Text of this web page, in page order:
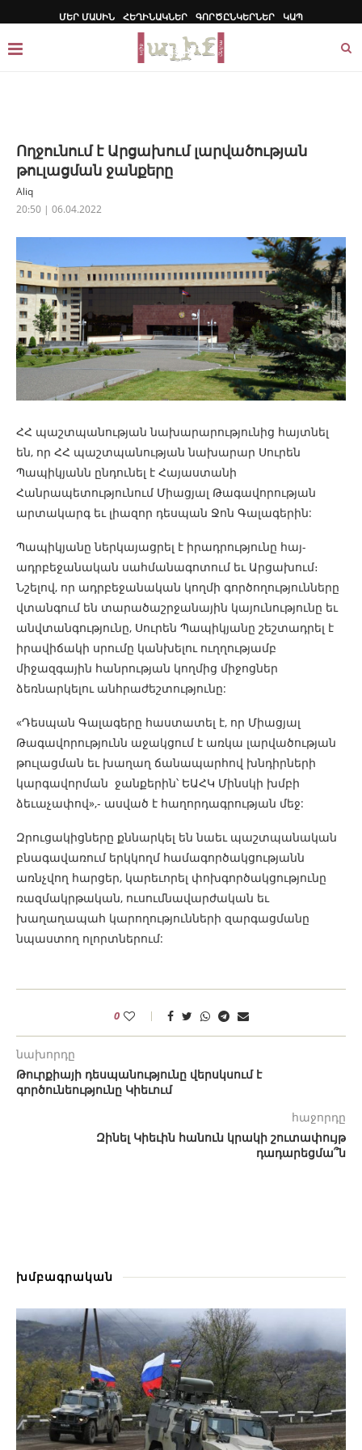
ՄԵՐ ՄԱՍԻՆ ՀԵՂԻՆԱԿՆԵՐ ԳՈՐԾԸՆԿԵՐՆԵՐ ԿԱՊ
Ողջունում է Արցախում լարվածության
թուլացման ջանքերը
Aliq
20:50 | 06.04.2022
ՀՀ պաշտպանության նախարարությունից հայտնել
են, որ ՀՀ պաշտպանության նախարար Սուրեն
Պապիկյանն ընդունել է Հայաստանի
Հանրապետությունում Միացյալ Թագավորության
արտակարգ եւ լիազոր դեսպան Ջոն Գալագերին:
Պապիկյանը ներկայացրել է իրադրությունը հայ-
ադրբեջանական սահմանագոտում եւ Արցախում։
Նշելով, որ ադրբեջանական կողմի գործողությունները
վտանգում են տարածաշրջանային կայունությունը եւ
անվտանգությունը, Սուրեն Պապիկյանը շեշտադրել է
իրավիճակի սրումը կանխելու ուղղությամբ
միջազգային հանրության կողմից միջոցներ
ձեռնարկելու անհրաժեշտությունը:
«Դեսպան Գալագերը հաստատել է, որ Միացյալ
Թագավորությունն աջակցում է առկա լարվածության
թուլացման եւ խաղաղ ճանապարհով խնդիրների
կարգավորման ջանքերին՝ ԵԱՀԿ Մինսկի խմբի
ձեւաչափով»,- ասված է հաղորդագրության մեջ:
Զրուցակիցները քննարկել են նաեւ պաշտպանական
բնագավառում երկկողմ համագործակցությանն
առնչվող հարցեր, կարեւորել փոխգործակցությունը
ռազմակրթական, ուսումնավարժական եւ
խաղաղապահ կարողությունների զարգացմանը
նպաստող ոլորտներում:
0
նախորդը
Թուրքիայի դեսպանությունը վերսկսում է
գործունեությունը Կիեւում
հաջորդը
Զինել Կիեւին հանուն կրակի շուտափույթ
դադարեցմա՞ն
խմբագրական